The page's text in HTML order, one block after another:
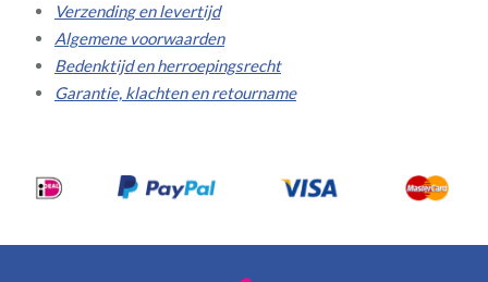
Verzending en levertijd
Algemene voorwaarden
Bedenktijd en herroepingsrecht
Garantie, klachten en retourname